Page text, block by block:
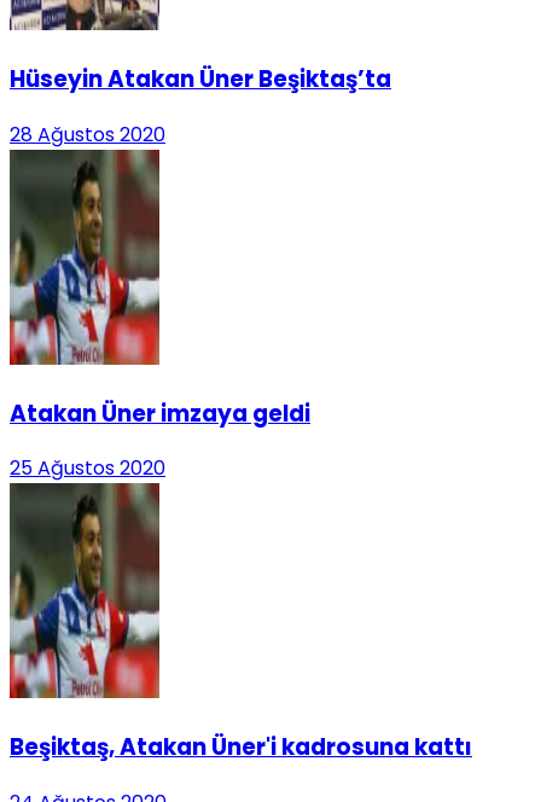
Hüseyin Atakan Üner Beşiktaş’ta
28 Ağustos 2020
Atakan Üner imzaya geldi
25 Ağustos 2020
Beşiktaş, Atakan Üner'i kadrosuna kattı